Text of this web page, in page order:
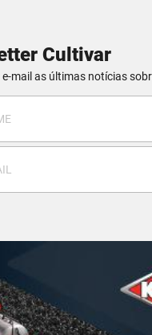
Cultivar
e-mail as últimas notícias